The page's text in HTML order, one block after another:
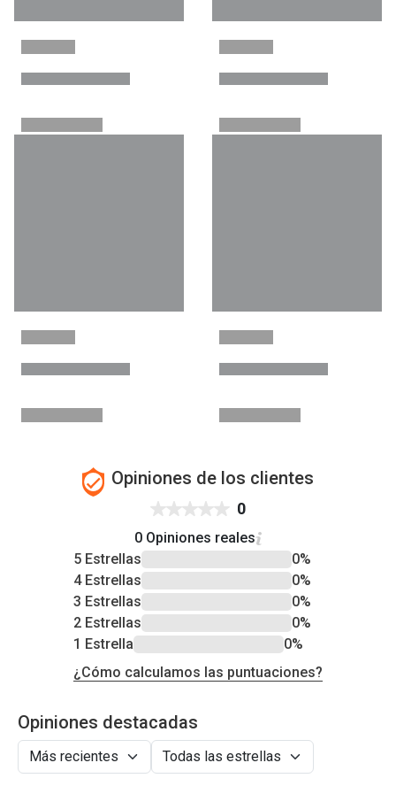
Opiniones de los clientes
0
0 Opiniones reales
5 Estrellas
0%
4 Estrellas
0%
3 Estrellas
0%
2 Estrellas
0%
1 Estrella
0%
¿Cómo calculamos las puntuaciones?
Opiniones destacadas